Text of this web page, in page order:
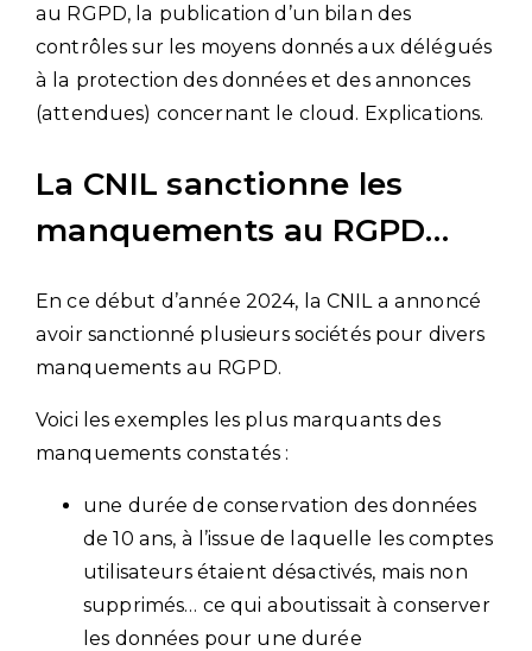
au RGPD, la publication d’un bilan des
contrôles sur les moyens donnés aux délégués
à la protection des données et des annonces
(attendues) concernant le cloud. Explications.
La CNIL sanctionne les
manquements au RGPD…
En ce début d’année 2024, la CNIL a annoncé
avoir sanctionné plusieurs sociétés pour divers
manquements au RGPD.
Voici les exemples les plus marquants des
manquements constatés :
une durée de conservation des données
de 10 ans, à l’issue de laquelle les comptes
utilisateurs étaient désactivés, mais non
supprimés… ce qui aboutissait à conserver
les données pour une durée